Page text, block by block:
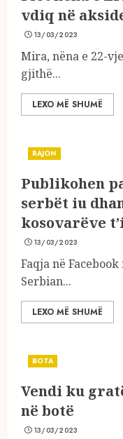
vdiq në
13/03/2023
Mira, nëna e 22-
gjithë...
LEXO MË SHUMË
RAJON
Publikohen
serbët iu
kosovarëve
13/03/2023
Faqja në
Serbian...
LEXO MË SHUMË
BOTA
Vendi ku
në botë
13/03/2023